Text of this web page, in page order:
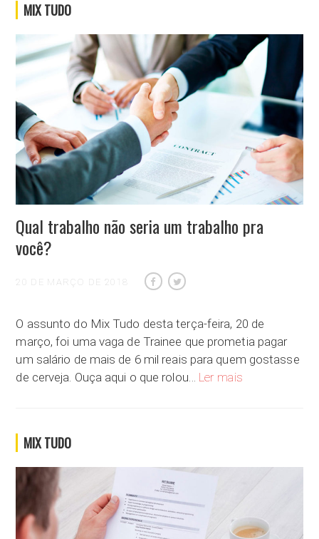
MIX TUDO
Qual trabalho não seria um trabalho pra
você?
20 DE MARÇO DE 2018
O assunto do Mix Tudo desta terça-feira, 20 de
março, foi uma vaga de Trainee que prometia pagar
um salário de mais de 6 mil reais para quem gostasse
de cerveja. Ouça aqui o que rolou… Ler mais
MIX TUDO